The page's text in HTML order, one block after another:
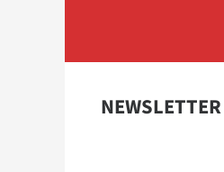
NEWSLETTER